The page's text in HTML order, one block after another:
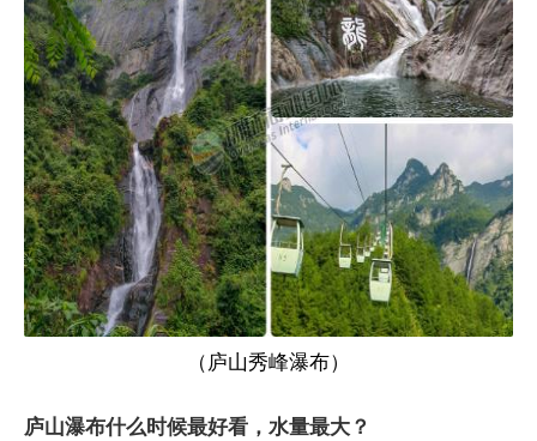
（庐山秀峰瀑布）
庐山瀑布什么时候最好看，水量最大？